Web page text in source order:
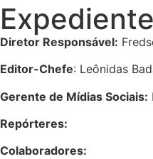
Expediente
Diretor Responsável:
Editor-Chefe: Leônidas
Gerente de Mídias Sociais:
Repórteres:
Colaboradores: